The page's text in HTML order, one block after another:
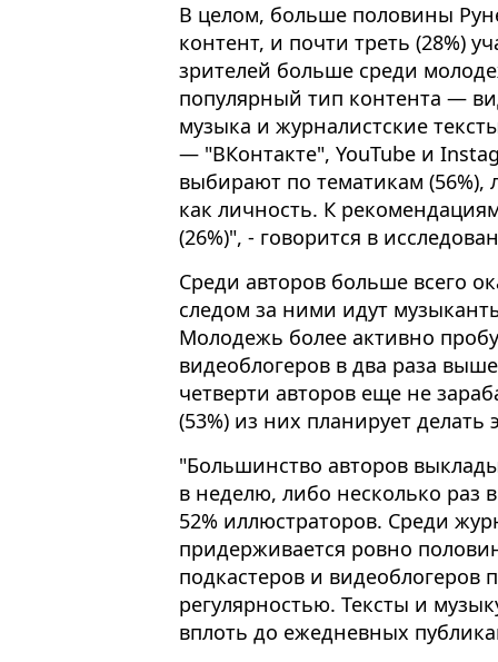
В целом, больше половины
контент, и почти треть (28%)
зрителей больше среди
популярный тип контента —
музыка и журналистские
— "ВКонтакте", YouTube и
выбирают по тематикам (56%),
как личность. К
(26%)", - говорится в
Среди авторов больше всего
следом за ними идут
Молодежь более активно
видеоблогеров в два раза
четверти авторов еще не
(53%) из них планирует делать
"Большинство авторов
в неделю, либо несколько раз
52% иллюстраторов. Среди
придерживается ровно
подкастеров и видеоблогеров
регулярностью. Тексты и
вплоть до ежедневных